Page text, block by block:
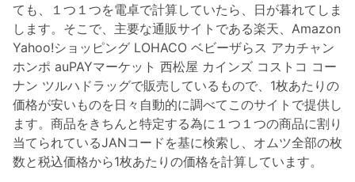
ても、１つ１つを電卓で計算していたら、日が暮れてしま
します。そこで、主要な通販サイトである楽天、Amazon
Yahoo!ショッピング LOHACO ベビーザらス アカチャン
ホンポ auPAYマーケット 西松屋 カインズ コストコ コー
ナン ツルハドラッグで販売しているもので、1枚あたりの
価格が安いものを日々自動的に調べてこのサイトで提供し
ます。商品をきちんと特定する為に１つ１つの商品に割り
当てられているJANコードを基に検索し、オムツ全部の枚
数と税込価格から1枚あたりの価格を計算しています。